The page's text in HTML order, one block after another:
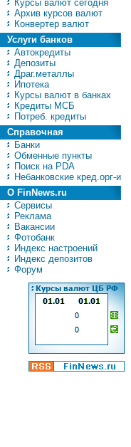
Курсы валют сегодня
Архив курсов валют
Конвертер валют
Услуги банков
Автокредиты
Депозиты
Драг.металлы
Ипотека
Курсы валют в банках
Кредиты МСБ
Потреб. кредиты
Справочная
Банки
Обменные пункты
Поиск на PDA
Небанковские кред.орг-и
О FinNews.ru
Сервисы
Реклама
Вакансии
Фотобанк
Индекс настроений
Индекс депозитов
Форум